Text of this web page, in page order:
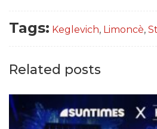
Tags: Keglevich, Limoncè,
Related posts